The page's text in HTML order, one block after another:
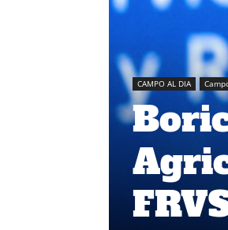
CAMPO AL DIA